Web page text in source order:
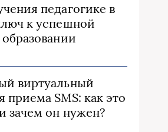
педагогике в
к успешной
виртуальный
приема SMS: как это
зачем он нужен?